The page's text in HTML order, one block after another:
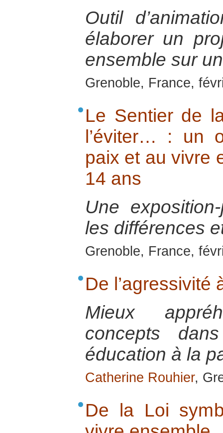
Outil
élaborer un
ensemble sur
Grenoble, France,
Le Sentier de
l’éviter… : un
paix et au vivre
14 ans
Une
les différences
Grenoble, France,
De l’agressivité
Mieux
concepts
éducation à la
Catherine Rouhier,
De la Loi